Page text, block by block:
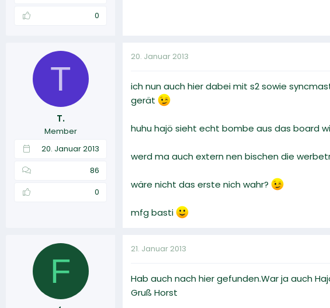
0
T
T.
Member
20. Januar 2013
86
0
20. Januar 2013
ich nun auch hier dabei mit s2 sowie
gerät
huhu hajö sieht echt bombe aus das board
werd ma auch extern nen bischen die
wäre nicht das erste nich wahr?
mfg basti
F
21. Januar 2013
Hab auch nach hier gefunden.War ja auch
Gruß Horst